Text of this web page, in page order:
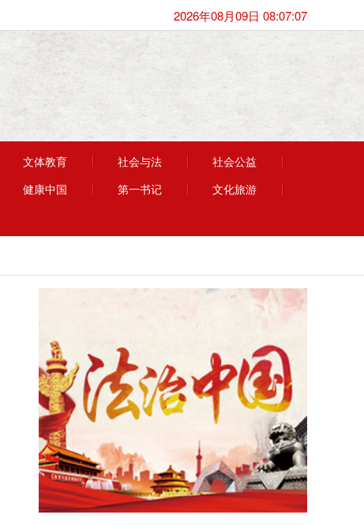
2026年08月09日 08:07:07
文体教育 社会与法
社会公益
健康中国 第一书记
文化旅游